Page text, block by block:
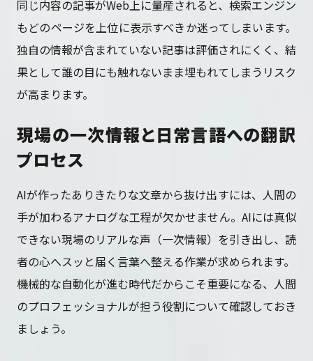
同じ内容の記事がWeb上に量産されると、検索エンジン
もどのページを上位に表示すべきか迷ってしまいます。
独自の情報が含まれていない記事は評価されにくく、結
果として誰の目にも触れないまま埋もれてしまうリスク
が高まります。
現場の一次情報と日常言語への翻訳
プロセス
AIが作ったありきたりな文章から抜け出すには、人間の
手が加わるアナログな工程が欠かせません。AIには真似
できない現場のリアルな声（一次情報）を引き出し、読
者の心へスッと届く言葉へ整える作業が求められます。
機械的な自動化が進む時代だからこそ重要になる、人間
のプロフェッショナルが担う役割について確認しておき
ましょう。